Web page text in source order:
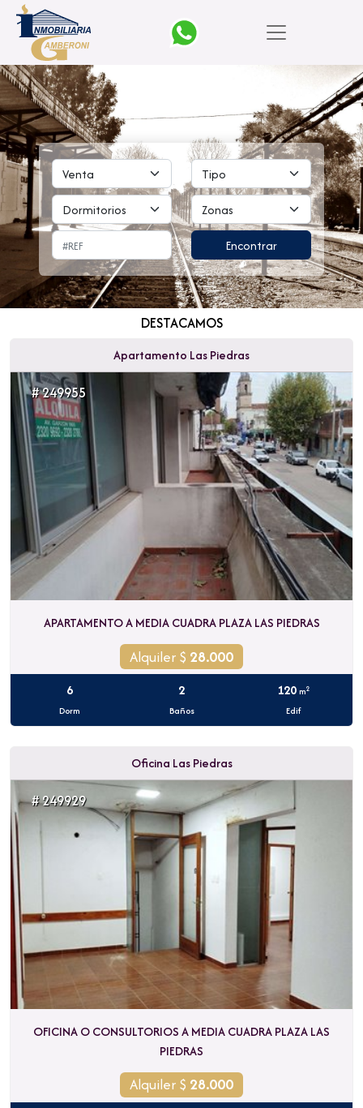
DESTACAMOS
Apartamento Las Piedras
# 249955
APARTAMENTO A MEDIA CUADRA PLAZA LAS PIEDRAS
Alquiler $ 28.000
6
Dorm
2
Baños
120 m2
Edif
Oficina Las Piedras
# 249929
OFICINA O CONSULTORIOS A MEDIA CUADRA PLAZA LAS
PIEDRAS
Alquiler $ 28.000